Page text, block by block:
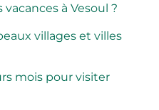
à Vesoul ?
villages et villes
mois pour visiter